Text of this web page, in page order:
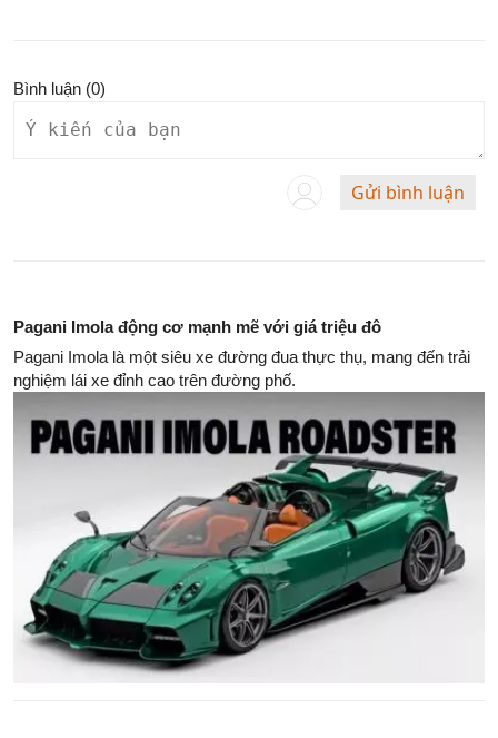
Bình luận (0)
Gửi bình luận
Pagani Imola động cơ mạnh mẽ với giá triệu đô
Pagani Imola là một siêu xe đường đua thực thụ, mang đến trải
nghiệm lái xe đỉnh cao trên đường phố.